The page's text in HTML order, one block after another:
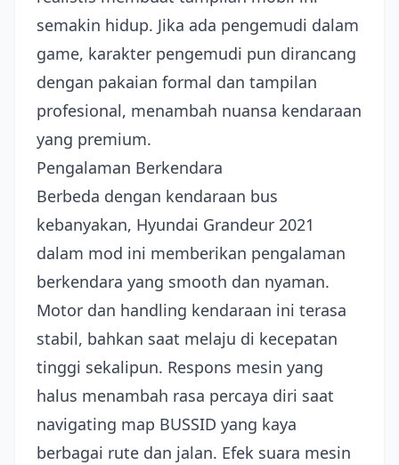
semakin hidup. Jika ada pengemudi dalam
game, karakter pengemudi pun dirancang
dengan pakaian formal dan tampilan
profesional, menambah nuansa kendaraan
yang premium.
Pengalaman Berkendara
Berbeda dengan kendaraan bus
kebanyakan, Hyundai Grandeur 2021
dalam mod ini memberikan pengalaman
berkendara yang smooth dan nyaman.
Motor dan handling kendaraan ini terasa
stabil, bahkan saat melaju di kecepatan
tinggi sekalipun. Respons mesin yang
halus menambah rasa percaya diri saat
navigating map BUSSID yang kaya
berbagai rute dan jalan. Efek suara mesin